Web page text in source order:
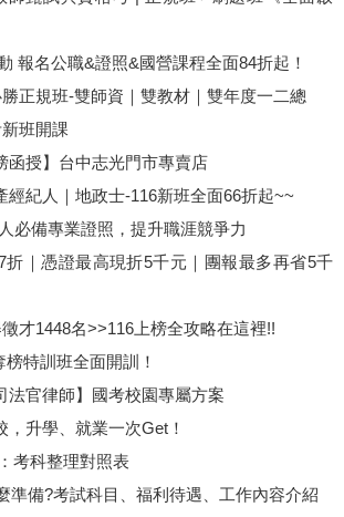
報名公職&證照&國營課程全面84折起！
正規班-雙師資｜雙教材｜雙年度一二總
班開課
函授】台中志光門市專賣店
經紀人｜地政士-116新班全面66折起~~
必備專業證照，提升職涯競爭力
折｜憑證最高現折5千元｜團報最多再省5千
才1448名>>116上榜全攻略在這裡!!
特訓班全面開訓！
法官律師】國考校園專屬方案
，升學、就業一次Get！
考科整理對照表
準備?考試科目、福利待遇、工作內容介紹